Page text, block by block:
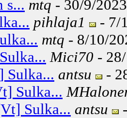
s... mtq - 30/9/
pihlaja1
- 7/
mtq - 8/10/
Mici70 -
Sulka... antsu
-
Sulka...
Sulka... antsu